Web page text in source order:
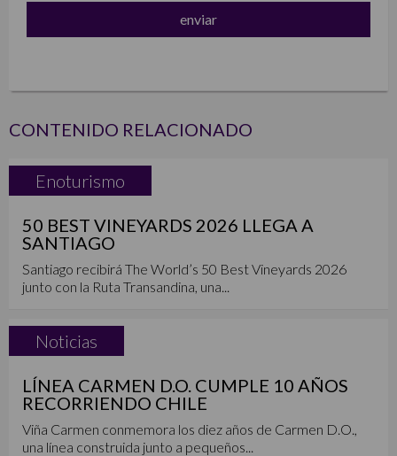
CONTENIDO RELACIONADO
Enoturismo
50 BEST VINEYARDS 2026 LLEGA A
SANTIAGO
Santiago recibirá The World’s 50 Best Vineyards 2026
junto con la Ruta Transandina, una...
Noticias
LÍNEA CARMEN D.O. CUMPLE 10 AÑOS
RECORRIENDO CHILE
Viña Carmen conmemora los diez años de Carmen D.O.,
una línea construida junto a pequeños...